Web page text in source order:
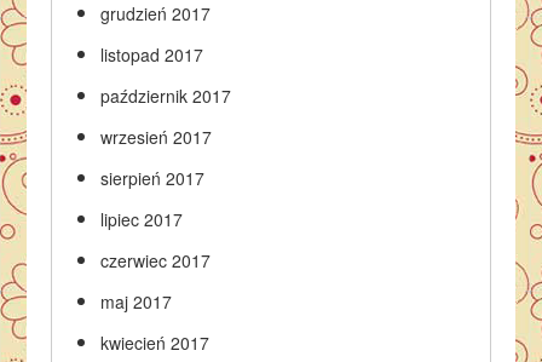
grudzień 2017
listopad 2017
październik 2017
wrzesień 2017
sierpień 2017
lipiec 2017
czerwiec 2017
maj 2017
kwiecień 2017